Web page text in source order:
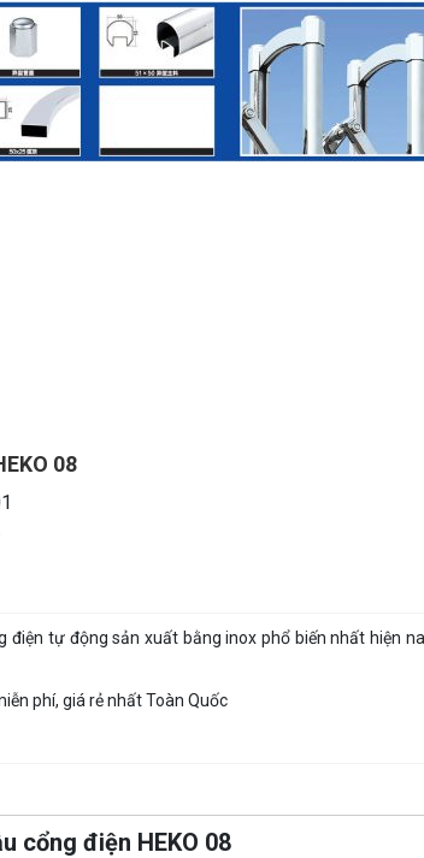
08
điện tự động sản xuất bằng inox phổ biến nhất hiện
phí, giá rẻ nhất Toàn Quốc
cổng điện HEKO 08